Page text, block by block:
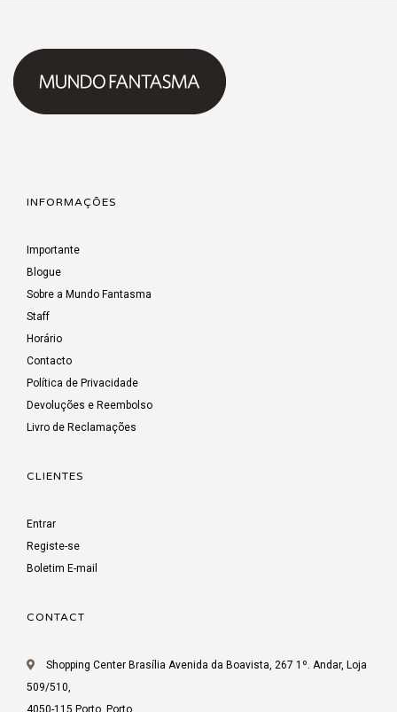
INFORMAÇÕES
Importante
Blogue
Sobre a Mundo Fantasma
Staff
Horário
Contacto
Política de Privacidade
Devoluções e Reembolso
Livro de Reclamações
CLIENTES
Entrar
Registe-se
Boletim E-mail
CONTACT
Shopping Center Brasília Avenida da Boavista, 267 1º. Andar, Loja
509/510,
4050-115 Porto, Porto